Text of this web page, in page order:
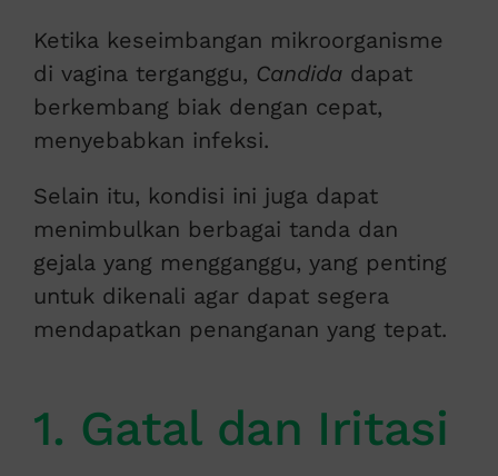
Ketika keseimbangan mikroorganisme
di vagina terganggu, Candidadapat
berkembang biak dengan cepat,
menyebabkan infeksi.
Selain itu, kondisi ini juga dapat
menimbulkan berbagai tanda dan
gejala yang mengganggu, yang penting
untuk dikenali agar dapat segera
mendapatkan penanganan yang tepat.
1. Gatal dan Iritasi